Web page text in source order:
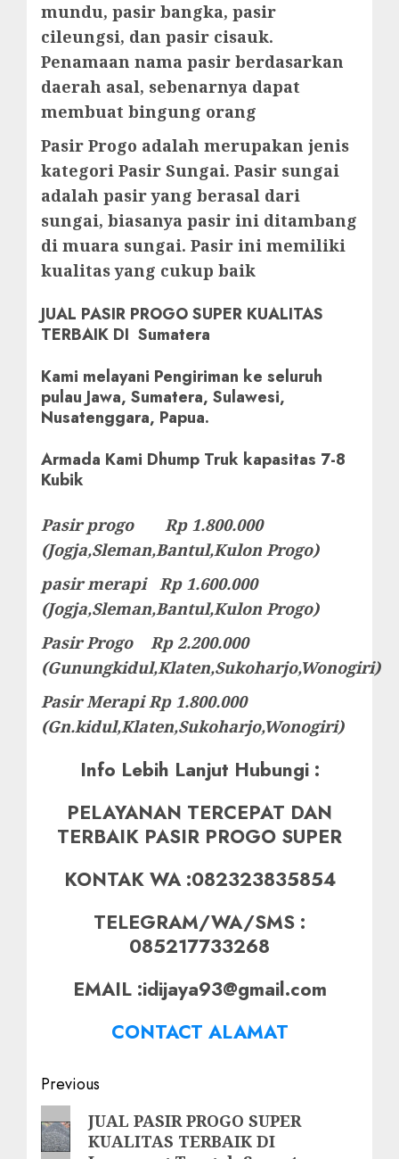
mundu, pasir bangka, pasir
cileungsi, dan pasir cisauk.
Penamaan nama pasir berdasarkan
daerah asal, sebenarnya dapat
membuat bingung orang
Pasir Progo adalah merupakan jenis
kategori Pasir Sungai. Pasir sungai
adalah pasir yang berasal dari
sungai, biasanya pasir ini ditambang
di muara sungai. Pasir ini memiliki
kualitas yang cukup baik
JUAL PASIR PROGO SUPER KUALITAS
TERBAIK DI Sumatera
Kami melayani Pengiriman ke seluruh
pulau Jawa, Sumatera, Sulawesi,
Nusatenggara, Papua.
Armada Kami Dhump Truk kapasitas 7-8
Kubik
Pasir progo Rp 1.800.000
(Jogja,Sleman,Bantul,Kulon Progo)
pasir merapi Rp 1.600.000
(Jogja,Sleman,Bantul,Kulon Progo)
Pasir Progo Rp 2.200.000
(Gunungkidul,Klaten,Sukoharjo,Wonogiri)
Pasir Merapi Rp 1.800.000
(Gn.kidul,Klaten,Sukoharjo,Wonogiri)
Info Lebih Lanjut Hubungi :
PELAYANAN TERCEPAT DAN
TERBAIK PASIR PROGO SUPER
KONTAK WA :082323835854
TELEGRAM/WA/SMS :
085217733268
EMAIL :idijaya93@gmail.com
CONTACT ALAMAT
Post
navigation
Previous
Previous
post:
JUAL PASIR PROGO SUPER
KUALITAS TERBAIK DI